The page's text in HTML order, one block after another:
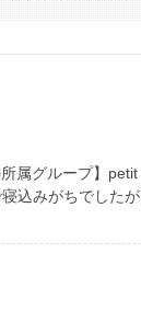
属グループ】
込みがちでした